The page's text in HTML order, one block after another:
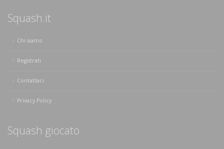
Squash.it
Chi siamo
Registrati
Contattaci
Privacy Policy
Squash giocato